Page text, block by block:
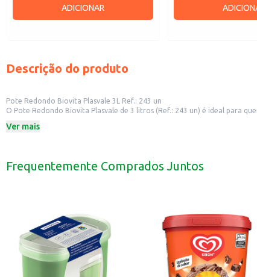
ADICIONAR
Descrição do produto
Pote Redondo Biovita Plasvale 3L Ref.: 243 un
O Pote Redondo Biovita Plasvale de 3 litros (Ref.: 243 un) é ideal para
Dicas de Uso:
Uso em restaurantes, lanchonetes e outros estabelecimentos comerciais.
Ver mais
Frequentemente Comprados Juntos